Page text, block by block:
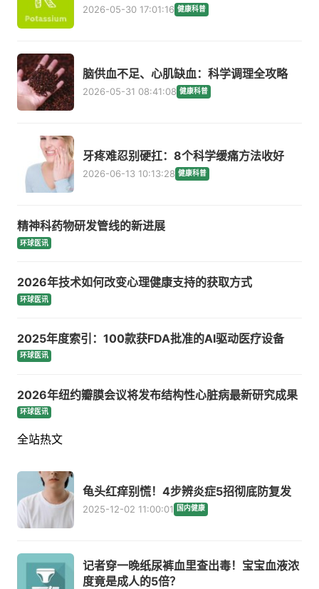
2026-05-30 17:01:16 健康科普
脑供血不足、心肌缺血：科学调理全攻略
2026-05-31 08:41:08 健康科普
牙疼难忍别硬扛：8个科学缓痛方法收好
2026-06-13 10:13:28 健康科普
精神科药物研发管线的新进展
环球医讯
2026年技术如何改变心理健康支持的获取方式
环球医讯
2025年度索引：100款获FDA批准的AI驱动医疗设备
环球医讯
2026年纽约瓣膜会议将发布结构性心脏病最新研究成果
环球医讯
全站热文
龟头红痒别慌！4步辨炎症5招彻底防复发
2025-12-02 11:00:01 国内健康
记者穿一晚纸尿裤血里查出毒！宝宝血液浓
度竟是成人的5倍？